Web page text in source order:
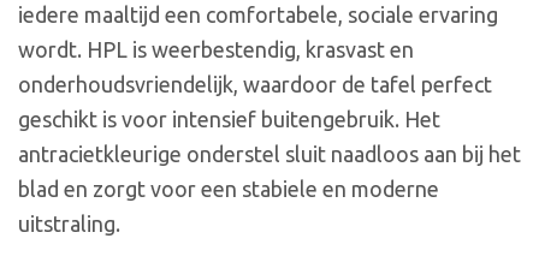
iedere maaltijd een comfortabele, sociale ervaring
wordt. HPL is weerbestendig, krasvast en
onderhoudsvriendelijk, waardoor de tafel perfect
geschikt is voor intensief buitengebruik. Het
antracietkleurige onderstel sluit naadloos aan bij het
blad en zorgt voor een stabiele en moderne
uitstraling.